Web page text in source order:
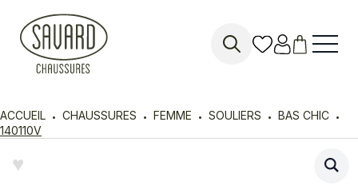
ACCUEIL CHAUSSURES FEMME SOULIERS
BAS CHIC
140110V
♥︎